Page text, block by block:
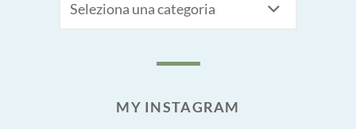
MY INSTAGRAM